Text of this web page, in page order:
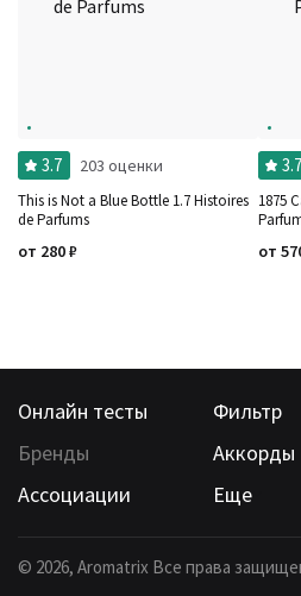
3.7 203 оценки
This is Not a Blue Bottle 1.7 Histoires
de Parfums
от 280₽
3.7
1875
от
Онлайн тесты Фильтр
Бренды
Аккорды
Ассоциации
Еще
© 2026, Aromatrix Все права